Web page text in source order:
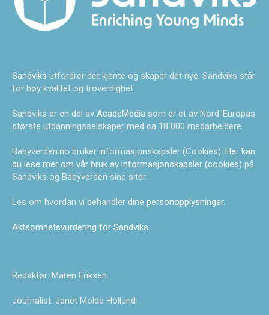
Sandviks utfordrer det kjente og skaper det nye. Sandviks står
for høy kvalitet og troverdighet.
Sandviks er en del av AcadeMedia som er et av Nord-Europas
største utdanningsselskaper med ca 18 000 medarbeidere.
Babyverden.no bruker informasjonskapsler (Cookies). Her kan
du lese mer om vår bruk av informasjonskapsler (cookies) på
Sandviks og Babyverden sine siter.
Les om hvordan vi behandler dine personopplysninger.
Aktsomhetsvurdering for Sandviks.
Redaktør: Maren Eriksen
Journalist: Janet Molde Hollund